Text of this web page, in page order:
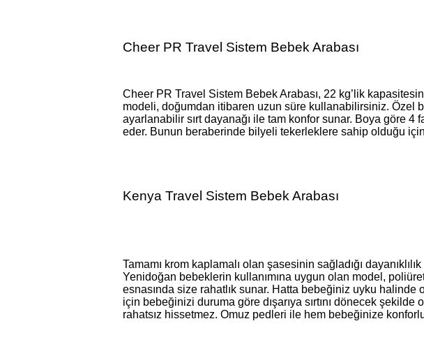
Cheer PR Travel Sistem Bebek Arabası
Cheer PR Travel Sistem Bebek Arabası, 22 kg’lik
modeli, doğumdan itibaren uzun süre kullanabilirsiniz. Özel
ayarlanabilir sırt dayanağı ile tam konfor sunar. Boya göre
eder. Bunun beraberinde bilyeli tekerleklere sahip olduğu
Kenya Travel Sistem Bebek Arabası
Tamamı krom kaplamalı olan şasesinin sağladığı
Yenidoğan bebeklerin kullanımına uygun olan model,
esnasında size rahatlık sunar. Hatta bebeğiniz uyku
için bebeğinizi duruma göre dışarıya sırtını dönecek
rahatsız hissetmez. Omuz pedleri ile hem bebeğinize